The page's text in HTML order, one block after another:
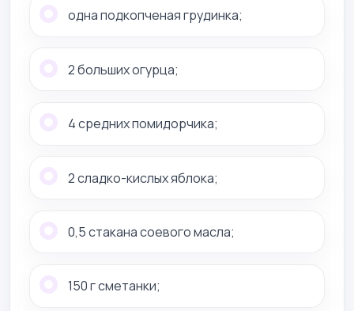
одна подкопченая грудинка;
2 больших огурца;
4 средних помидорчика;
2 сладко-кислых яблока;
0,5 стакана соевого масла;
150 г сметанки;